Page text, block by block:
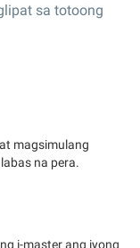
sa totoong
magsimulang
na pera.
i-master ang iyong